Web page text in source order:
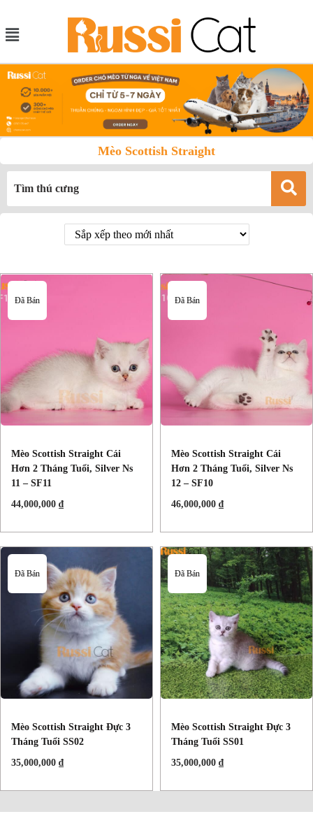
Mèo Scottish Straight
Đã Bán
Mèo Scottish Straight Cái
Hơn 2 Tháng Tuổi, Silver Ns
11 – SF11
44,000,000 ₫
Đã Bán
Mèo Scottish Straight Cái
Hơn 2 Tháng Tuổi, Silver Ns
12 – SF10
46,000,000 ₫
Đã Bán
Mèo Scottish Straight Đực 3
Tháng Tuổi SS02
35,000,000 ₫
Đã Bán
Mèo Scottish Straight Đực 3
Tháng Tuổi SS01
35,000,000 ₫